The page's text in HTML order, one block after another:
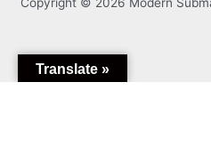
Translate »